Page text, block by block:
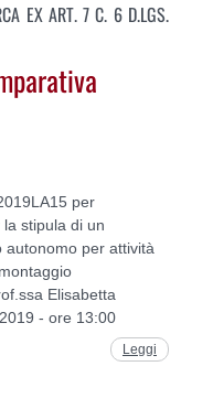
EX ART. 7 C. 6 D.LGS.
per
la stipula di un
per attività
Elisabetta
- ore 13:00
Leggi